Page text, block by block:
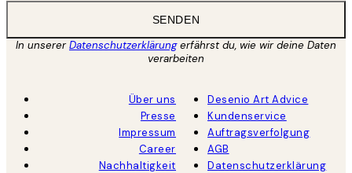
SENDEN
In unsererDatenschutzerklärungerfährst du, wie wir deine Daten
verarbeiten
Über uns
Presse
Impressum
Career
Nachhaltigkeit
Desenio Art Advice
Kundenservice
Auftragsverfolgung
AGB
Datenschutzerklärung